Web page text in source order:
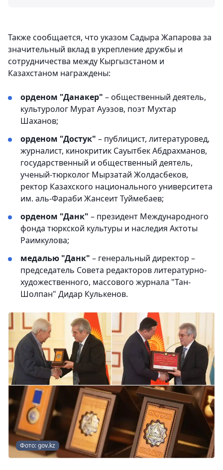
Также сообщается, что указом Садыра Жапарова за
значительный вклад в укрепление дружбы и
сотрудничества между Кыргызстаном и
Казахстаном награждены:
орденом "Данакер" – общественный деятель,
культуролог Мурат Ауэзов, поэт Мухтар
Шаханов;
орденом "Достук" – публицист, литературовед,
журналист, кинокритик Сауытбек Абдрахманов,
государственный и общественный деятель,
ученый-тюрколог Мырзатай Жолдасбеков,
ректор Казахского национального университета
им. аль-Фараби Жансеит Туймебаев;
орденом "Данк" – президент Международного
фонда тюркской культуры и наследия Актоты
Раимкулова;
медалью "Данк" – генеральный директор –
председатель Совета редакторов литературно-
художественного, массового журнала "Тан-
Шолпан" Дидар Кулькенов.
Фото: gov.kz